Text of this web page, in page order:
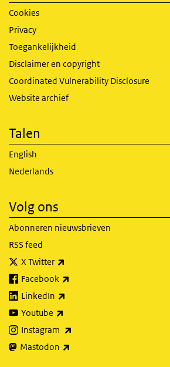
Cookies
Privacy
Toegankelijkheid
Disclaimer en copyright
Coordinated Vulnerability Disclosure
Website archief
Talen
English
Nederlands
Volg ons
Abonneren nieuwsbrieven
RSS feed
X Twitter
Facebook
LinkedIn
Youtube
Instagram
Mastodon